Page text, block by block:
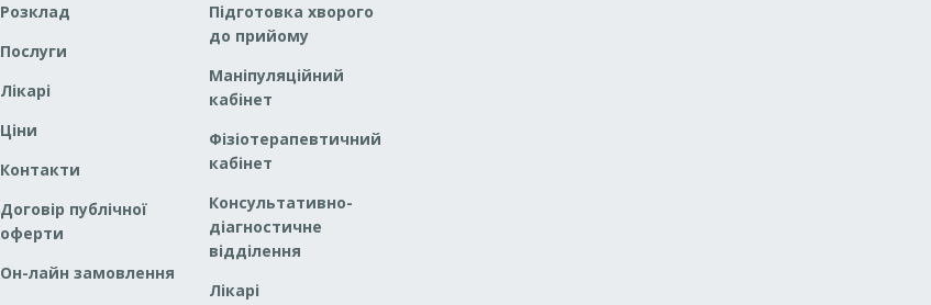
Розклад
Послуги
Лікарі
Ціни
Контакти
Договір публічної
оферти
Он-лайн замовлення
Підготовка хворого
до прийому
Маніпуляційний
кабінет
Фізіотерапевтичний
кабінет
Консультативно-
діагностичне
відділення
Лікарі